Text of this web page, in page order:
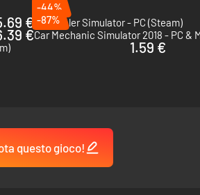
affronta dinamiche missioni
€
-44%
Car Dealer Simulator - PC (Steam)
€
-87%
Car Mechanic Simulator 2018 - PC &
1.59 €
questo gioco!